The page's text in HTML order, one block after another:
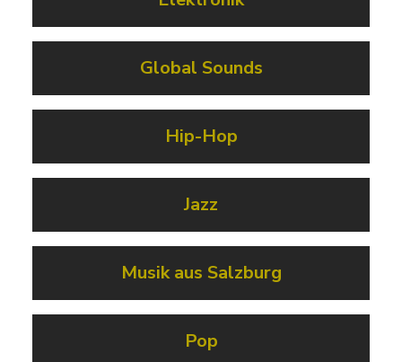
Global Sounds
Hip-Hop
Jazz
Musik aus Salzburg
Pop